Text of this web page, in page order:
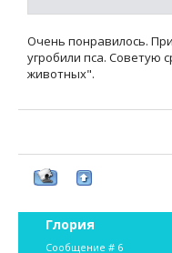
Очень понравилось.
угробили пса. Советую
животных".
Глория
Сообщение # 6